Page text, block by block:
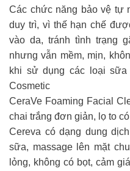
Các chức năng bảo vệ tự
duy trì, vì thế hạn chế
vào da, tránh tình trạng
nhưng vẫn mềm, mịn,
khi sử dụng các loại
Cosmetic
CeraVe Foaming Facial
chai trắng đơn giản, lọ to
Cereva có dạng dung
sữa, massage lên mặt
lỏng, không có bọt, cảm